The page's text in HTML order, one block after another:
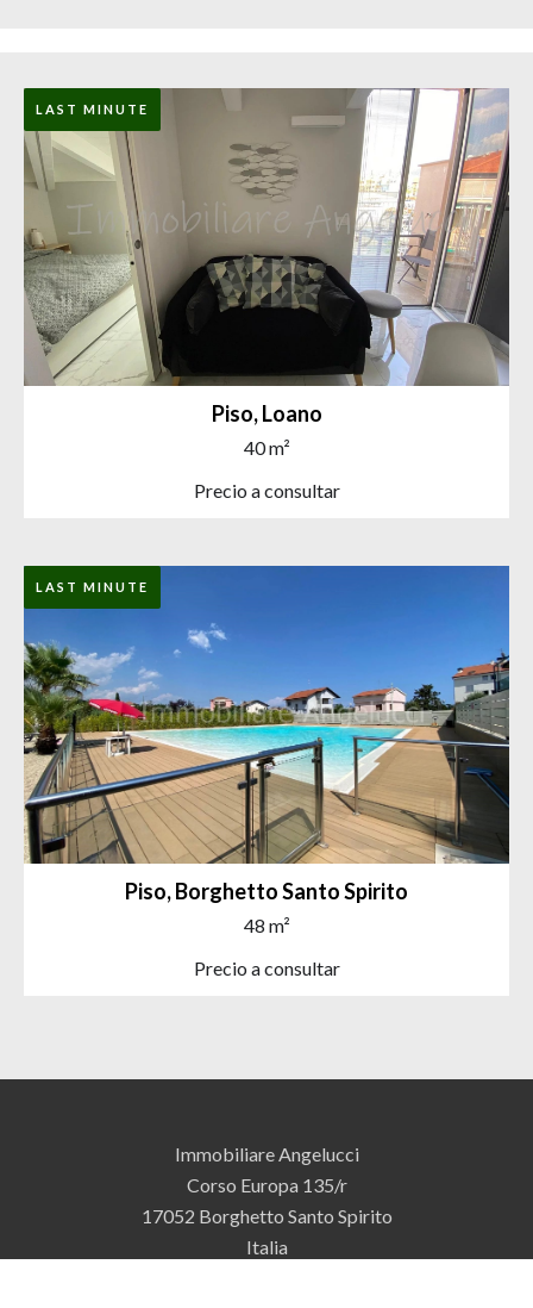
Piso, Loano
40 m²
Precio a consultar
LAST MINUTE
Piso, Borghetto Santo Spirito
48 m²
Precio a consultar
LAST MINUTE
Immobiliare Angelucci
Corso Europa 135/r
17052 Borghetto Santo Spirito
Italia